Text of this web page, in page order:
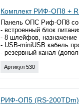
Комплект РИФ-ОП8 +
Панель ОПС Риф-ОП8 со
- встроенный блок
- 8 шлейфов,
- USB-miniUSB кабель
- резервный канал
Артикул 530
РИФ-ОП5 (RS-200TDm)